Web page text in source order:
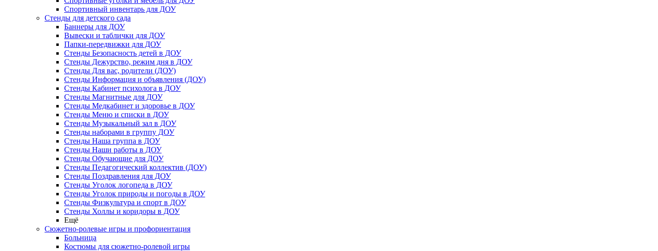
Спортивный инвентарь для ДОУ
Стенды для детского сада
Баннеры для ДОУ
Вывески и таблички для ДОУ
Папки-передвижки для ДОУ
Стенды Безопасность детей в ДОУ
Стенды Дежурство, режим дня в ДОУ
Стенды Для вас, родители (ДОУ)
Стенды Информация и объявления (ДОУ)
Стенды Кабинет психолога в ДОУ
Стенды Магнитные для ДОУ
Стенды Медкабинет и здоровье в ДОУ
Стенды Меню и списки в ДОУ
Стенды Музыкальный зал в ДОУ
Стенды наборами в группу ДОУ
Стенды Наша группа в ДОУ
Стенды Наши работы в ДОУ
Стенды Обучающие для ДОУ
Стенды Педагогический коллектив (ДОУ)
Стенды Поздравления для ДОУ
Стенды Уголок логопеда в ДОУ
Стенды Уголок природы и погоды в ДОУ
Стенды Физкультура и спорт в ДОУ
Стенды Холлы и коридоры в ДОУ
Ещё
Сюжетно-ролевые игры и профориентация
Больница
Костюмы для сюжетно-ролевой игры